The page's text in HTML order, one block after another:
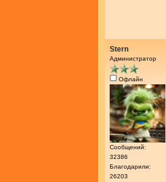
Stern
Администратор
Офлайн
Сообщений:
32386
Благодарили:
26203